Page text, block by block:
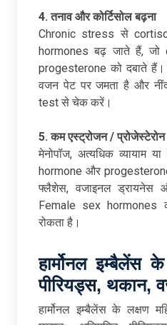
4. तनावऔरकोर्टिसोलबढ़ना
Chronic stress से
hormones बढ़ जाते हैं,
progesterone को दबाते
वजन पेट पर जमता है और
test से चेक करें।​
5. कमएस्ट्रोजन /प्रोजेस्टेरोन
मेनोपॉज, अत्यधिक व्यायाम
hormone और
फ्लैशेस, वजाइनल ड्रायनेस
Female sex hormones
रोकता है।
हार्मोनलइम्बैलेंस
पीरियड्स, थकान,
हार्मोनल इम्बैलेंस के लक्षण